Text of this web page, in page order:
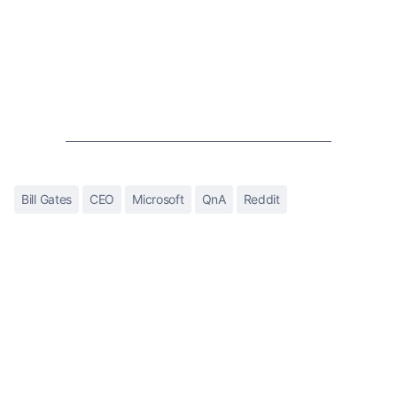
Bill Gates CEO Microsoft QnA Reddit